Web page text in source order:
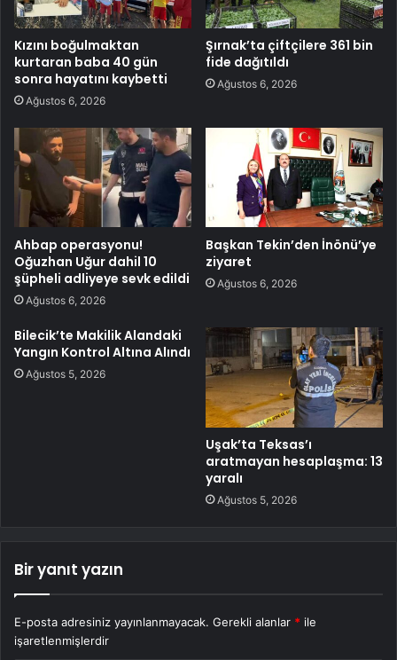
Kızını boğulmaktan
kurtaran baba 40 gün
sonra hayatını kaybetti
Ağustos 6, 2026
Şırnak’ta çiftçilere 361 bin
fide dağıtıldı
Ağustos 6, 2026
Ahbap operasyonu!
Oğuzhan Uğur dahil 10
şüpheli adliyeye sevk edildi
Ağustos 6, 2026
Başkan Tekin’den İnönü’ye
ziyaret
Ağustos 6, 2026
Bilecik’te Makilik Alandaki
Yangın Kontrol Altına Alındı
Ağustos 5, 2026
Uşak’ta Teksas’ı
aratmayan hesaplaşma: 13
yaralı
Ağustos 5, 2026
Bir yanıt yazın
E-posta adresiniz yayınlanmayacak. Gerekli alanlar * ile
işaretlenmişlerdir